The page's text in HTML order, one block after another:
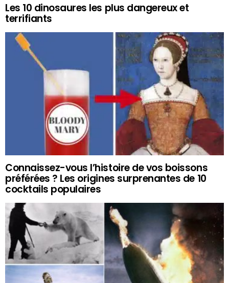
Les 10 dinosaures les plus dangereux et
terrifiants
Connaissez-vous l’histoire de vos boissons
préférées ? Les origines surprenantes de 10
cocktails populaires